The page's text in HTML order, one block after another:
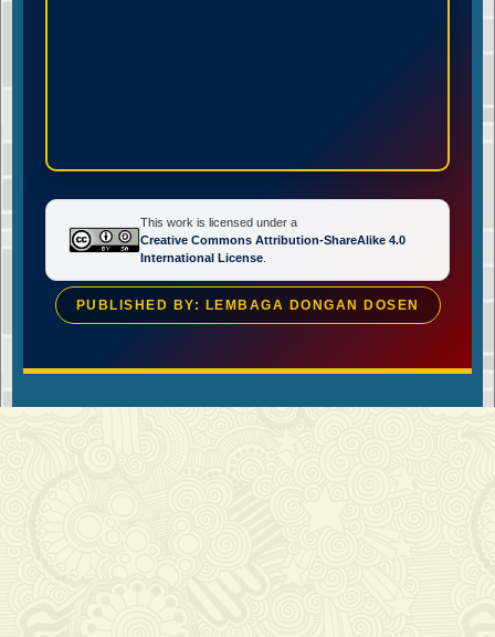
This work is licensed under a
Creative Commons Attribution-ShareAlike 4.0
International License
PUBLISHED BY: LEMBAGA DONGAN DOSEN